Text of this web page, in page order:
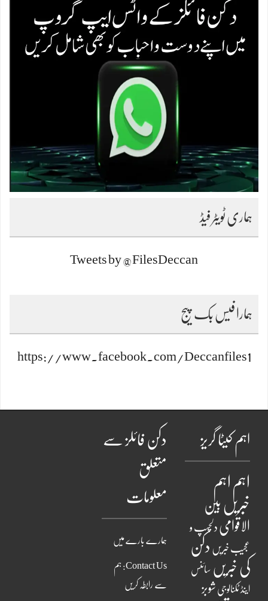
ہماری ٹویٹر فیڈ
Tweets by @FilesDeccan
ہمارا فیس بک پیج
https://www.facebook.com/Deccanfiles1
اہم کیٹا گریز
اہم اہم
خبریں بین
الاقوامی دلچسپ و
عجیب خبریں دکن
کی خبریں سائنس
اینڈ ٹکنالوجی شوبز
دکن فائلز سے
متعلق
معلومات
ہمارے بارے میں
Contact Us: ہم
سے رابطہ کریں